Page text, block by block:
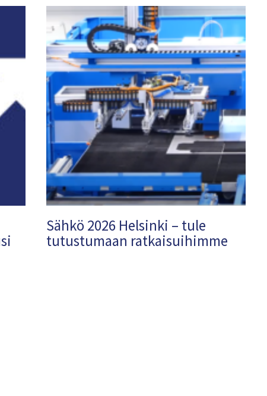
Sähkö 2026 Helsinki – tule
tutustumaan ratkaisuihimme